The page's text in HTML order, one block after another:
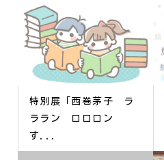
特別展「西巻茅子 ラ
ララン ロロロン
す...